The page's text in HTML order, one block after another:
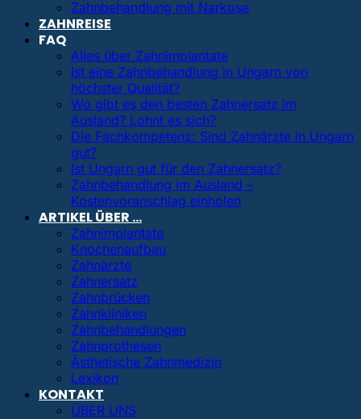
Zahnbehandlung mit Narkose
ZAHNREISE
FAQ
Alles über Zahnimplantate
Ist eine Zahnbehandlung in Ungarn von
höchster Qualität?
Wo gibt es den besten Zahnersatz im
Ausland? Lohnt es sich?
Die Fachkompetenz: Sind Zahnärzte in Ungarn
gut?
Ist Ungarn gut für den Zahnersatz?
Zahnbehandlung im Ausland –
Kostenvoranschlag einholen
ARTIKEL ÜBER …
Zahnimplantate
Knochenaufbau
Zahnärzte
Zahnersatz
Zahnbrücken
Zahnkliniken
Zahnbehandlungen
Zahnprothesen
Ästhetische Zahnmedizin
Lexikon
KONTAKT
ÜBER UNS